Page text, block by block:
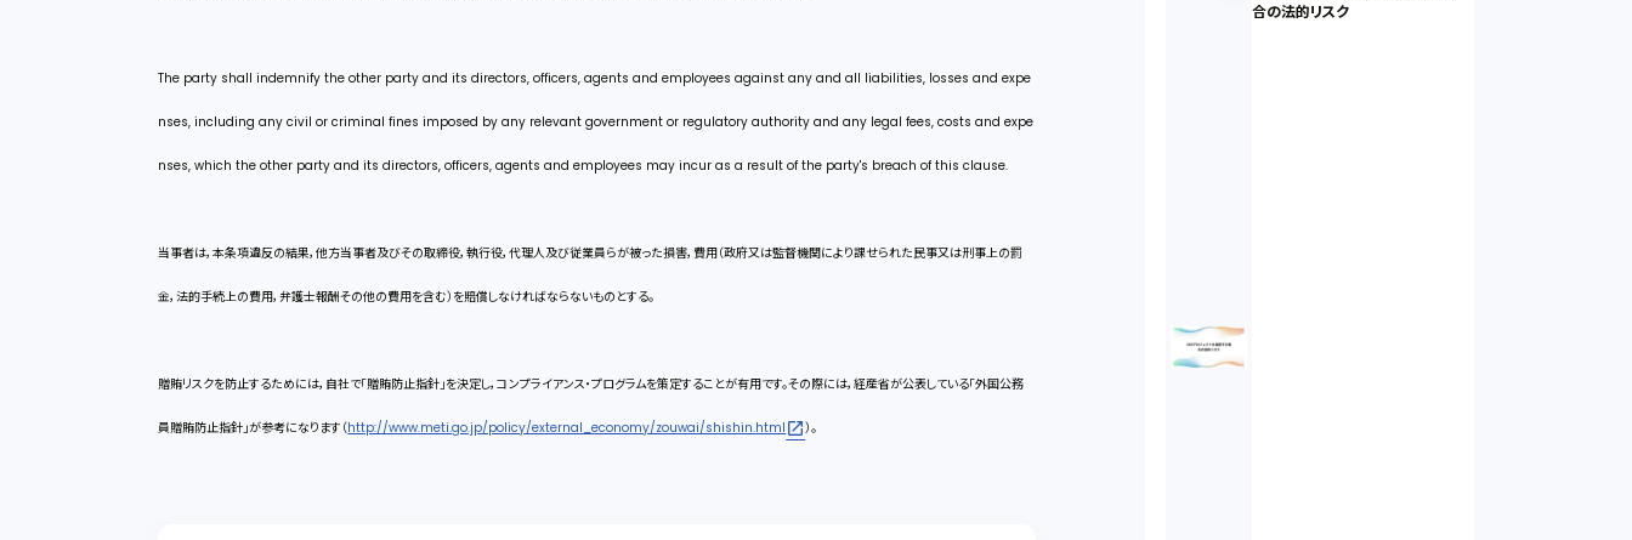
The party shall indemnify the other party and its directors, officers, agents and employees against any and all liabilities, losses and expe
nses, including any civil or criminal fines imposed by any relevant government or regulatory authority and any legal fees, costs and expe
nses, which the other party and its directors, officers, agents and employees may incur as a result of the party's breach of this clause.
当事者は，本条項違反の結果，他方当事者及びその取締役，執行役，代理人及び従業員らが被った損害，費用（政府又は監督機関により課せられた民事又は刑事上の罰
金，法的手続上の費用，弁護士報酬その他の費用を含む）を賠償しなければならないものとする。
贈賄リスクを防止するためには，自社で「贈賄防止指針」を決定し，コンプライアンス・プログラムを策定することが有用です。その際には，経産省が公表している「外国公務
員贈賄防止指針」が参考になります（http://www.meti.go.jp/policy/external_economy/zouwai/shishin.html ）。
合の法的リスク